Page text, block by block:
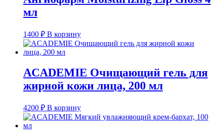
мл
1400 ₽ В корзину
ACADEMIE Очищающий гель для
жирной кожи лица, 200 мл
4200 ₽ В корзину